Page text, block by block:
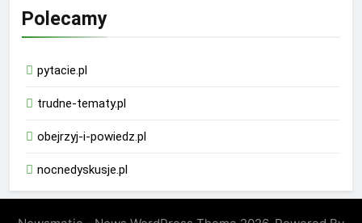
Polecamy
pytacie.pl
trudne-tematy.pl
obejrzyj-i-powiedz.pl
nocnedyskusje.pl